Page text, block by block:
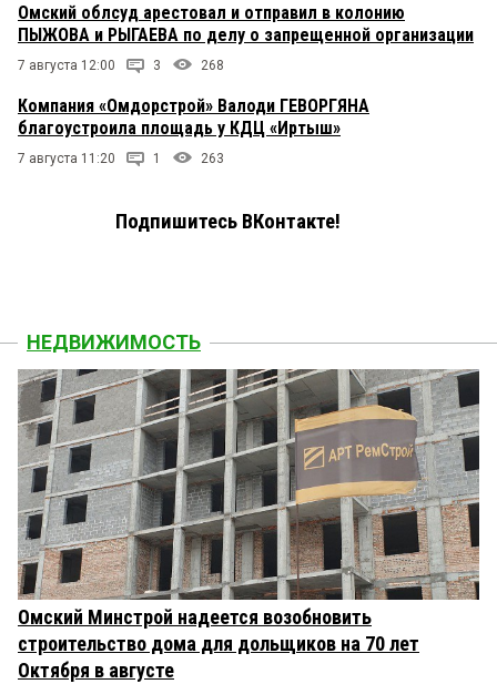
Омский облсуд арестовал и отправил в колонию
ПЫЖОВА и РЫГАЕВА по делу о запрещенной организации
7 августа 12:00 3 268
Компания «Омдорстрой» Валоди ГЕВОРГЯНА
благоустроила площадь у КДЦ «Иртыш»
7 августа 11:20 1 263
Подпишитесь ВКонтакте!
НЕДВИЖИМОСТЬ
Омский Минстрой надеется возобновить
строительство дома для дольщиков на 70 лет
Октября в августе